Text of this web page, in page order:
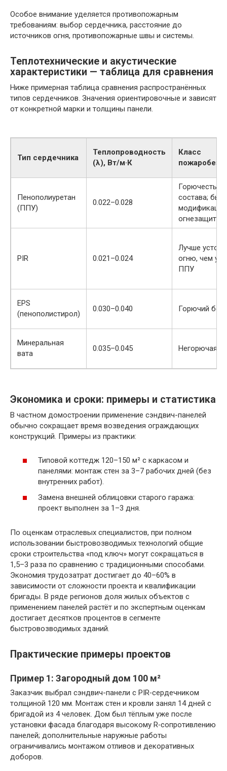
Особое внимание уделяется противопожарным
требованиям: выбор сердечника, расстояние до
источников огня, противопожарные швы и системы.
Теплотехнические и акустические
характеристики — таблица для сравнения
Ниже примерная таблица сравнения распространённых
типов сердечников. Значения ориентировочные и зависят
от конкретной марки и толщины панели.
Тип сердечника
Теплопроводность
(λ), Вт/м·К
Класс
Пенополиуретан
(ППУ)
0.022–0.028
Горючесть
состава;
огнезащитой
PIR 0.021–0.024
Лучше
огню, чем у
ППУ
EPS
(пенополистирол)
0.030–0.040 Горючий без
Минеральная
вата
0.035–0.045 Негорючая
Экономика и сроки: примеры и статистика
В частном домостроении применение сэндвич-панелей
обычно сокращает время возведения ограждающих
конструкций. Примеры из практики:
Типовой коттедж 120–150 м² с каркасом и
панелями: монтаж стен за 3–7 рабочих дней (без
внутренних работ).
Замена внешней облицовки старого гаража:
проект выполнен за 1–3 дня.
По оценкам отраслевых специалистов, при полном
использовании быстровозводимых технологий общие
сроки строительства «под ключ» могут сокращаться в
1,5–3 раза по сравнению с традиционными способами.
Экономия трудозатрат достигает до 40–60% в
зависимости от сложности проекта и квалификации
бригады. В ряде регионов доля жилых объектов с
применением панелей растёт и по экспертным оценкам
достигает десятков процентов в сегменте
быстровозводимых зданий.
Практические примеры проектов
Пример 1: Загородный дом 100 м²
Заказчик выбрал сэндвич-панели с PIR‑сердечником
толщиной 120 мм. Монтаж стен и кровли занял 14 дней с
бригадой из 4 человек. Дом был тёплым уже после
установки фасада благодаря высокому R‑сопротивлению
панелей; дополнительные наружные работы
ограничивались монтажом отливов и декоративных
доборов.